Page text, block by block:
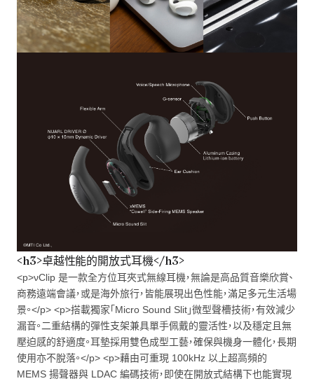
<h3>卓越性能的開放式耳機</h3>
<p>νClip 是一款全方位耳夾式無線耳機，無論是高品質音樂欣賞、
商務遠端會議，或是海外旅行，皆能展現出色性能，滿足多元生活場
景。</p> <p>搭載獨家「Micro Sound Slit」微型聲槽技術，有效減少
漏音。二重結構的彈性支架兼具單手佩戴的靈活性，以及穩定且無
壓迫感的舒適度。耳墊採用雙色成型工藝，確保與機身一體化，長期
使用亦不脫落。</p> <p>藉由可重現 100kHz 以上超高頻的
MEMS 揚聲器與 LDAC 編碼技術，即使在開放式結構下也能實現